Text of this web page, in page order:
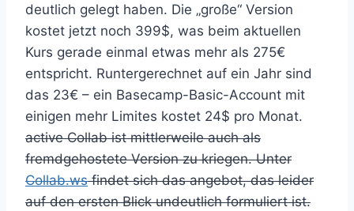
deutlich gelegt haben. Die „große“ Version
kostet jetzt noch 399$, was beim aktuellen
Kurs gerade einmal etwas mehr als 275€
entspricht. Runtergerechnet auf ein Jahr sind
das 23€ – ein Basecamp-Basic-Account mit
einigen mehr Limites kostet 24$ pro Monat.
active Collab ist mittlerweile auch als
fremdgehostete Version zu kriegen. Unter
Collab.wsfindet sich das angebot, das leider
auf den ersten Blick undeutlich formuliert ist.